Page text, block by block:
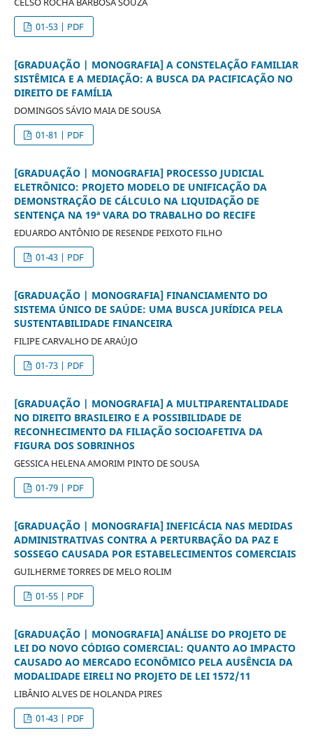
01-53 | PDF
[GRADUAÇÃO | MONOGRAFIA] A CONSTELAÇÃO FAMILIAR
SISTÊMICA E A MEDIAÇÃO: A BUSCA DA PACIFICAÇÃO NO
DIREITO DE FAMÍLIA
DOMINGOS SÁVIO MAIA DE SOUSA
01-81 | PDF
[GRADUAÇÃO | MONOGRAFIA] PROCESSO JUDICIAL
ELETRÔNICO: PROJETO MODELO DE UNIFICAÇÃO DA
DEMONSTRAÇÃO DE CÁLCULO NA LIQUIDAÇÃO DE
SENTENÇA NA 19ª VARA DO TRABALHO DO RECIFE
EDUARDO ANTÔNIO DE RESENDE PEIXOTO FILHO
01-43 | PDF
[GRADUAÇÃO | MONOGRAFIA] FINANCIAMENTO DO
SISTEMA ÚNICO DE SAÚDE: UMA BUSCA JURÍDICA PELA
SUSTENTABILIDADE FINANCEIRA
FILIPE CARVALHO DE ARAÚJO
01-73 | PDF
[GRADUAÇÃO | MONOGRAFIA] A MULTIPARENTALIDADE
NO DIREITO BRASILEIRO E A POSSIBILIDADE DE
RECONHECIMENTO DA FILIAÇÃO SOCIOAFETIVA DA
FIGURA DOS SOBRINHOS
GESSICA HELENA AMORIM PINTO DE SOUSA
01-79 | PDF
[GRADUAÇÃO | MONOGRAFIA] INEFICÁCIA NAS MEDIDAS
ADMINISTRATIVAS CONTRA A PERTURBAÇÃO DA PAZ E
SOSSEGO CAUSADA POR ESTABELECIMENTOS COMERCIAIS
GUILHERME TORRES DE MELO ROLIM
01-55 | PDF
[GRADUAÇÃO | MONOGRAFIA] ANÁLISE DO PROJETO DE
LEI DO NOVO CÓDIGO COMERCIAL: QUANTO AO IMPACTO
CAUSADO AO MERCADO ECONÔMICO PELA AUSÊNCIA DA
MODALIDADE EIRELI NO PROJETO DE LEI 1572/11
LIBÂNIO ALVES DE HOLANDA PIRES
01-43 | PDF